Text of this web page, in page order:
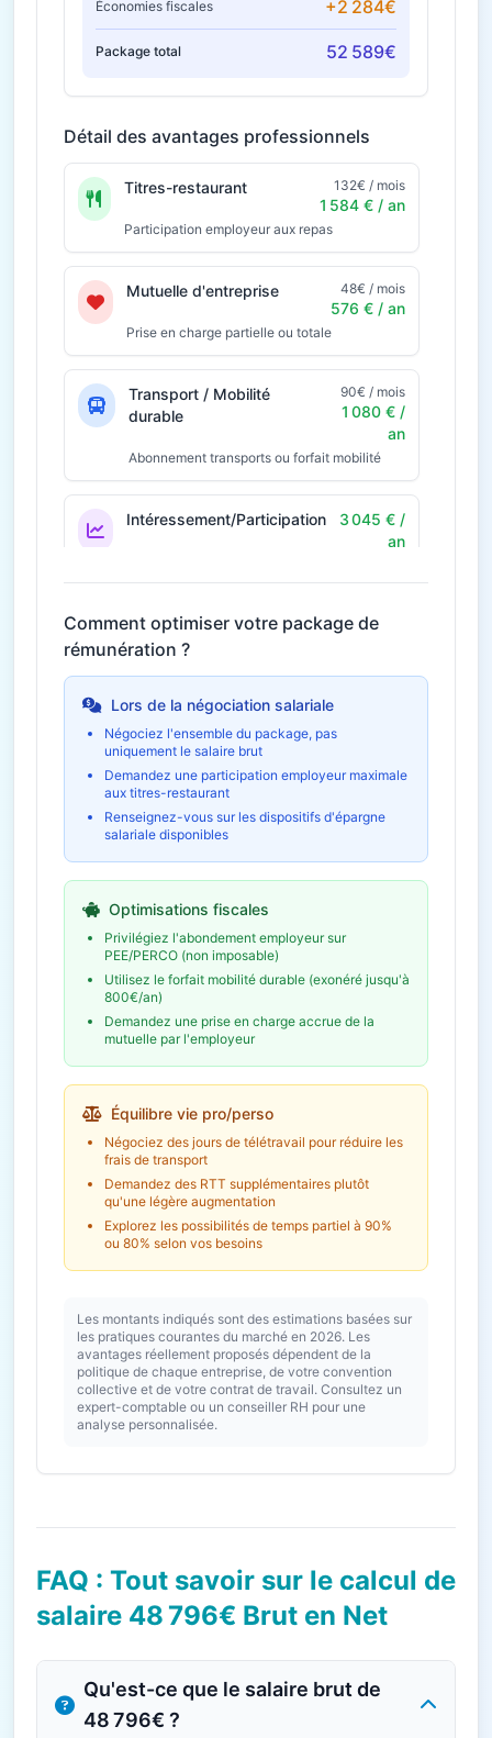
Économies fiscales +2 284€
Package total 52 589€
Détail des avantages professionnels
Titres-restaurant 132€ / mois
1 584 € / an
Participation employeur aux repas
Mutuelle d'entreprise 48€ / mois
576 € / an
Prise en charge partielle ou totale
Transport / Mobilité
durable
90€ / mois
1 080 € /
an
Abonnement transports ou forfait mobilité
Intéressement/Participation
3 045 € /
an
Économie fiscale potentielle
913€
Télétravail
Formation et
développement
an
Budget formation personnel
Épargne salariale
(PEE/PERCO)
4 567 € /
an
Abondement employeur
Économie fiscale potentielle
Comment optimiser votre package de
rémunération ?
Lors de la négociation salariale
Négociez l'ensemble du package, pas
uniquement le salaire brut
Demandez une participation employeur maximale
aux titres-restaurant
Renseignez-vous sur les dispositifs d'épargne
salariale disponibles
Optimisations fiscales
Privilégiez l'abondement employeur sur
PEE/PERCO (non imposable)
Utilisez le forfait mobilité durable (exonéré jusqu'à
800€/an)
Demandez une prise en charge accrue de la
mutuelle par l'employeur
Équilibre vie pro/perso
Négociez des jours de télétravail pour réduire les
frais de transport
Demandez des RTT supplémentaires plutôt
qu'une légère augmentation
Explorez les possibilités de temps partiel à 90%
ou 80% selon vos besoins
Les montants indiqués sont des estimations basées sur
les pratiques courantes du marché en 2026. Les
avantages réellement proposés dépendent de la
politique de chaque entreprise, de votre convention
collective et de votre contrat de travail. Consultez un
expert-comptable ou un conseiller RH pour une
analyse personnalisée.
FAQ : Tout savoir sur le calcul de
salaire 48 796€ Brut en Net
Qu'est-ce que le salaire brut de
48 796€ ?